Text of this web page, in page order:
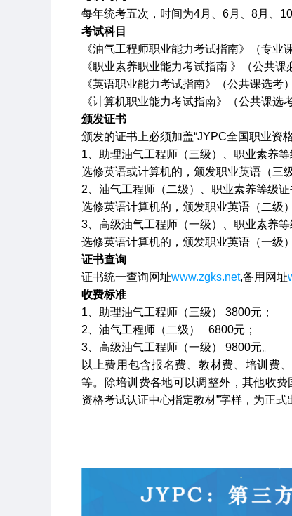
每年统考五次，时间为4月、 6月、 8月、 10
考试科目
《油气工程师职业能力考试指南》（专业
《职业素养职业能力考试指南 》（公共课
《英语职业能力考试指南》（公共课选考）
《计算机职业能力考试指南》（公共课选考
颁发证书
颁发的证书上必须加盖“JYPC全国职业资
1 、助理油气工程师（三级）、职业素养等
选修英语或计算机的，颁发职业英语（三
2 、油气工程师（二级）、职业素养等级证
选修英语计算机的，颁发职业英语（二级
3 、高级油气工程师（一级）、职业素养等
选修英语计算机的，颁发职业英语（一级
证书查询
证书统一查询网址www.zgks.net,备用网址
收费标准
1 、助理油气工程师（三级） 3800元；
2 、油气工程师（二级） 6800元；
3 、高级油气工程师（一级） 9800元。
以上费用包含报名费、教材费、培训费
等。除培训费各地可以调整外，其他收
资格考试认证中心指定教材”字样，为正式